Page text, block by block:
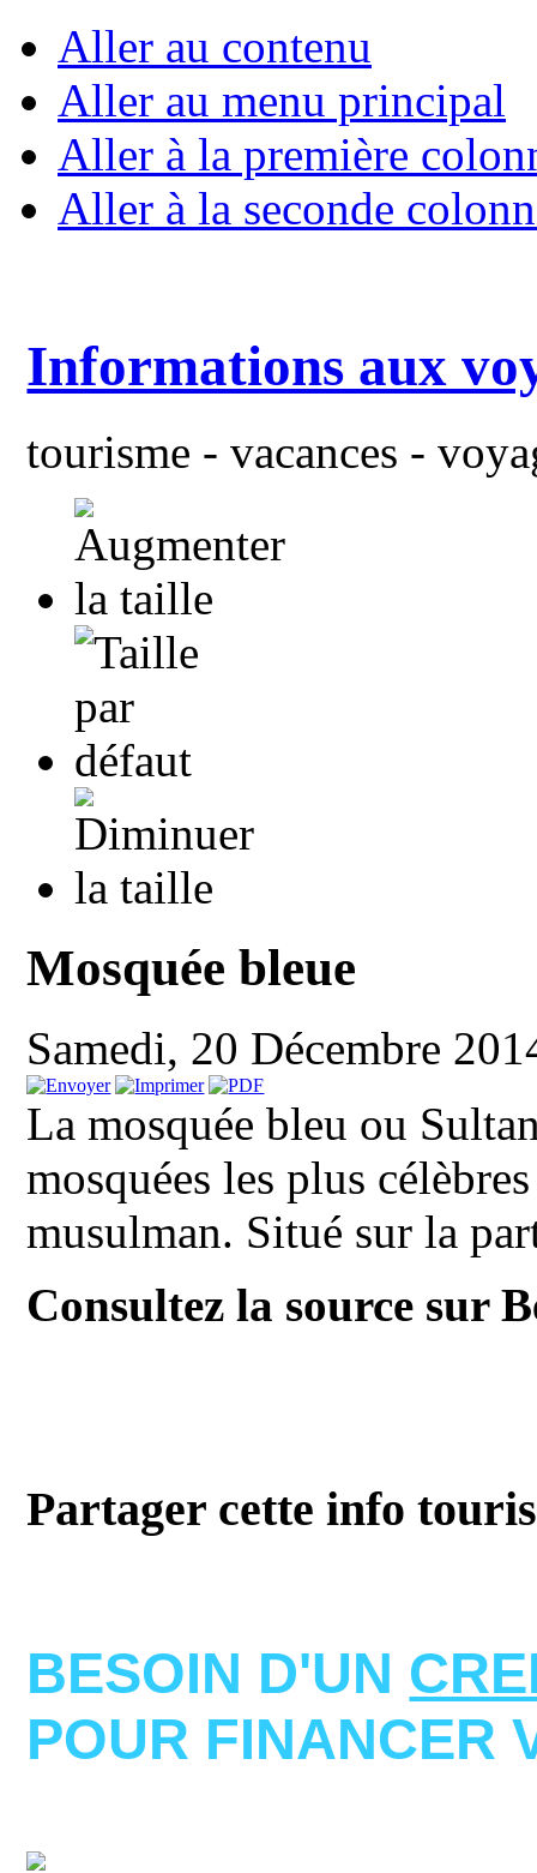
Aller au contenu
Aller au menu principal
Aller à la première
Aller à la seconde
Informations aux
tourisme - vacances -
Mosquée bleue
Samedi, 20 Décembre
La mosquée bleu ou
mosquées les plus
musulman. Situé sur la
Consultez la source sur
Partager cette info
BESOIN D'UN
POUR FINANCER